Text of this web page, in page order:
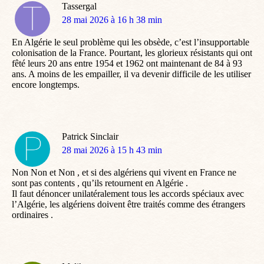
Tassergal
dit
28 mai 2026 à 16 h 38 min
En Algérie le seul problème qui les obsède, c’est l’insupportable
colonisation de la France. Pourtant, les glorieux résistants qui ont
fêté leurs 20 ans entre 1954 et 1962 ont maintenant de 84 à 93
ans. A moins de les empailler, il va devenir difficile de les utiliser
encore longtemps.
Patrick Sinclair
dit
28 mai 2026 à 15 h 43 min
Non Non et Non , et si des algériens qui vivent en France ne
sont pas contents , qu’ils retournent en Algérie .
Il faut dénoncer unilatéralement tous les accords spéciaux avec
l’Algérie, les algériens doivent être traités comme des étrangers
ordinaires .